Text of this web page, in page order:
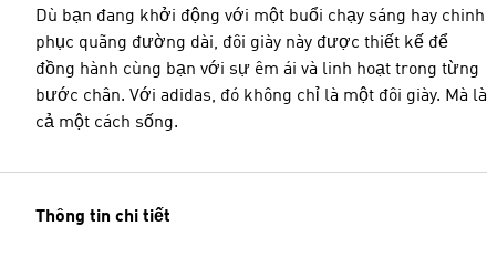
Dù bạn đang khởi động với một buổi chạy sáng hay chinh
phục quãng đường dài, đôi giày này được thiết kế để
đồng hành cùng bạn với sự êm ái và linh hoạt trong từng
bước chân. Với adidas, đó không chỉ là một đôi giày. Mà là
cả một cách sống.
Thông tin chi tiết